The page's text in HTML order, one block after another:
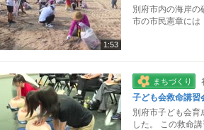
1:53
別府市内の海岸の
市の市民憲章に
まちづくり
子ども会救命講習
別府市子ども会育
した。 この救命